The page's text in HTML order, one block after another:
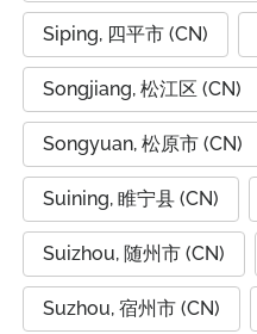
Siping, 四平市 (CN)
Songjiang, 松江区 (CN)
Songyuan, 松原市 (CN)
Suining, 睢宁县 (CN)
Suizhou, 随州市 (CN)
Suzhou, 宿州市 (CN)